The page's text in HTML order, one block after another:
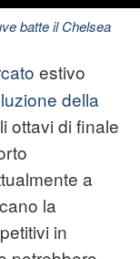
batte il Chelsea
estivo
della
ottavi di finale
a
la
in